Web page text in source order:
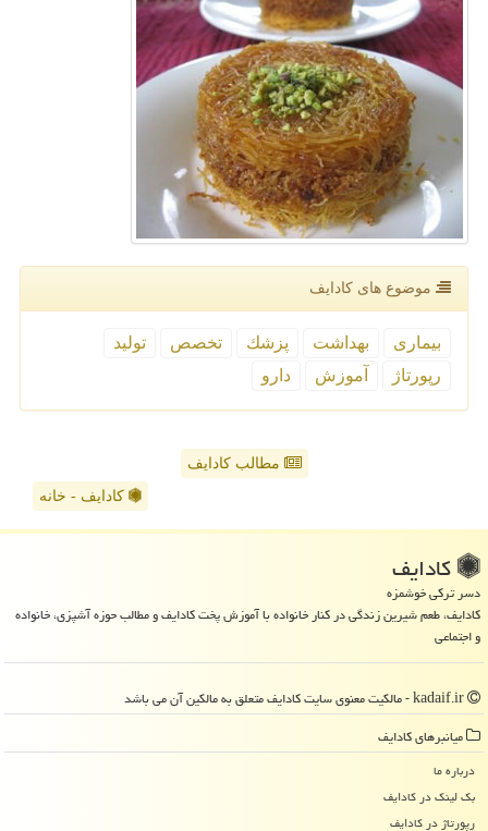
موضوع های كادایف
بیماری بهداشت پزشك تخصص
تولید
رپورتاژ
آموزش دارو
مطالب کادایف
کادایف - خانه
كادایف
دسر ترکی خوشمزه
کادایف، طعم شیرین زندگی در کنار خانواده با آموزش پخت کادایف و مطالب حوزه آشپزی، خانواده
و اجتماعی
میانبرهای كادایف
درباره ما
بک لینک در كادایف
رپورتاژ در كادایف